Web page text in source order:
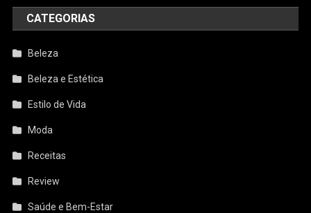
CATEGORIAS
Beleza
Beleza e Estética
Estilo de Vida
Moda
Receitas
Review
Saúde e Bem-Estar